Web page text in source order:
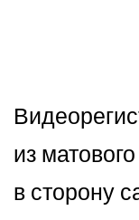
из
в сторону